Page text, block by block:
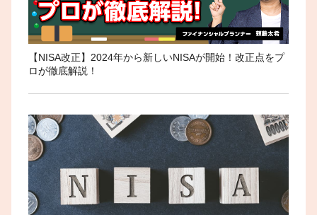
【NISA改正】2024年から新しいNISAが開始！改正点をプ
ロが徹底解説！